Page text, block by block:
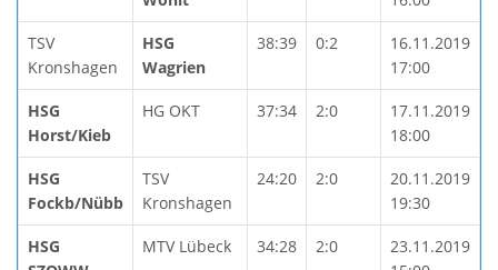
TSV
Kronshagen
HSG
Wagrien
38:39 0:2
16.11.2019
17:00
HSG
Horst/Kieb
HG OKT 37:34 2:0
17.11.2019
18:00
HSG
Fockb/Nübb
TSV
Kronshagen
24:20 2:0
20.11.2019
19:30
HSG
MTV Lübeck 34:28 2:0
23.11.2019